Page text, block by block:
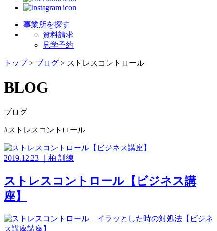
事業所を探す
資料請求
見学予約
トップ> ブログ > ストレスコントロール
BLOG
ブログ
#ストレスコントロール
2019.12.23 柏 訓練
ストレスコントロール【ビジネス講
座】